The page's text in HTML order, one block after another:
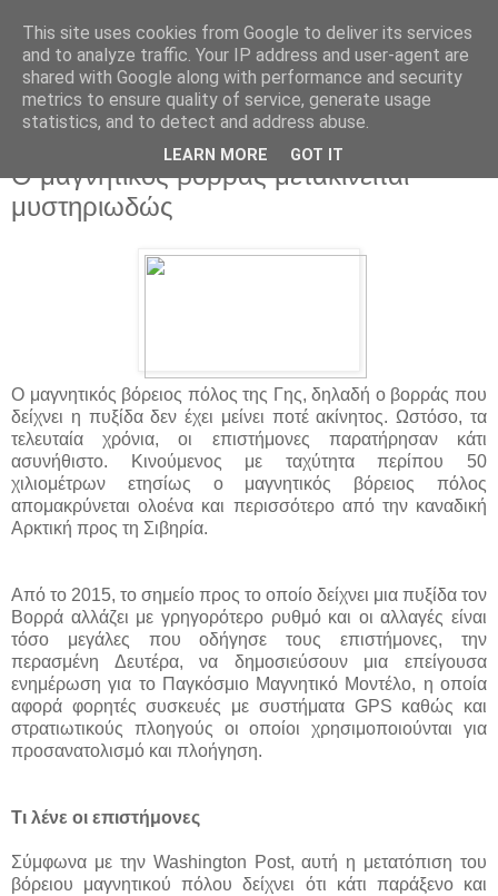
Ο μαγνητικός βορράς μετακινείται
μυστηριωδώς
Ο μαγνητικός βόρειος πόλος της Γης, δηλαδή ο βορράς που
δείχνει η πυξίδα δεν έχει μείνει ποτέ ακίνητος. Ωστόσο, τα
τελευταία χρόνια, οι επιστήμονες παρατήρησαν κάτι
ασυνήθιστο. Κινούμενος με ταχύτητα περίπου 50
χιλιομέτρων ετησίως ο μαγνητικός βόρειος πόλος
απομακρύνεται ολοένα και περισσότερο από την καναδική
Αρκτική προς τη Σιβηρία.
Από το 2015, το σημείο προς το οποίο δείχνει μια πυξίδα τον
Βορρά αλλάζει με γρηγορότερο ρυθμό και οι αλλαγές είναι
τόσο μεγάλες που οδήγησε τους επιστήμονες, την
περασμένη Δευτέρα, να δημοσιεύσουν μια επείγουσα
ενημέρωση για το Παγκόσμιο Μαγνητικό Μοντέλο, η οποία
αφορά φορητές συσκευές με συστήματα GPS καθώς και
στρατιωτικούς πλοηγούς οι οποίοι χρησιμοποιούνται για
προσανατολισμό και πλοήγηση.
Τι λένε οι επιστήμονες
Σύμφωνα με την Washington Post, αυτή η μετατόπιση του
βόρειου μαγνητικού πόλου δείχνει ότι κάτι παράξενο και
This site uses cookies from Google to deliver its services
and to analyze traffic. Your IP address and user-agent are
shared with Google along with performance and security
metrics to ensure quality of service, generate usage
statistics, and to detect and address abuse.
LEARN MORE GOT IT